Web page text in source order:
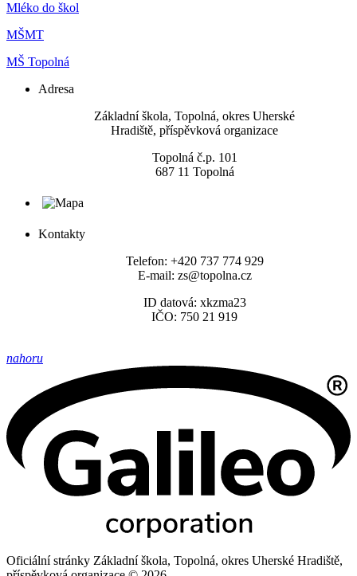
Mléko do škol
MŠMT
MŠ Topolná
Adresa
​Základní škola, Topolná, okres Uherské
Hradiště, příspěvková organizace
Topolná č.p. 101
687 11 Topolná
Kontakty
Telefon: +420 737 774 929
E-mail: zs@topolna.cz
ID datová: xkzma23
IČO: 750 21 919
nahoru
Oficiální stránky Základní škola, Topolná, okres Uherské Hradiště,